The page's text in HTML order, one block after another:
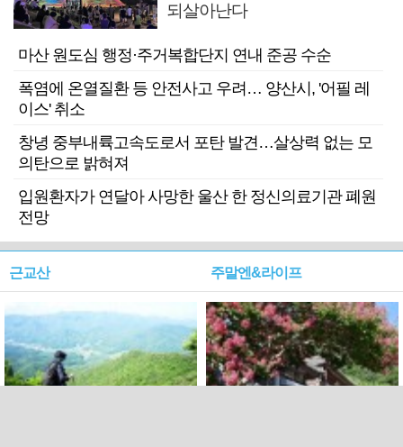
되살아난다
마산 원도심 행정·주거복합단지 연내 준공 수순
폭염에 온열질환 등 안전사고 우려… 양산시, '어필 레
이스' 취소
창녕 중부내륙고속도로서 포탄 발견…살상력 없는 모
의탄으로 밝혀져
입원환자가 연달아 사망한 울산 한 정신의료기관 폐원
전망
근교산 주말엔&라이프